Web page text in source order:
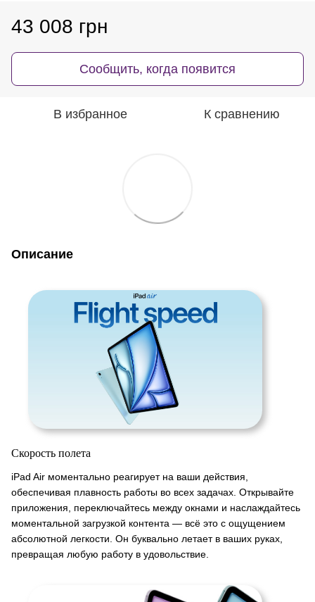
43 008 грн
Сообщить, когда появится
В избранное К сравнению
Описание
Скорость полета
iPad Air моментально реагирует на ваши действия,
обеспечивая плавность работы во всех задачах. Открывайте
приложения, переключайтесь между окнами и наслаждайтесь
моментальной загрузкой контента — всё это с ощущением
абсолютной легкости. Он буквально летает в ваших руках,
превращая любую работу в удовольствие.